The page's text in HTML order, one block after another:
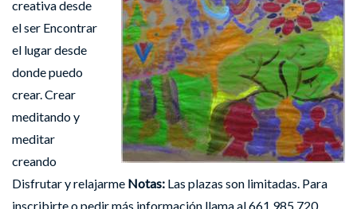
creativa desde
el ser Encontrar
el lugar desde
donde puedo
crear. Crear
meditando y
meditar
creando
Disfrutar y relajarme Notas: Las plazas son limitadas. Para
inscribirte o pedir más información llama al 661 985 720